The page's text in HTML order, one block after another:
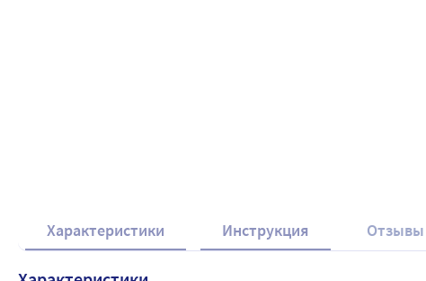
Характеристики Инструкция Отзывы